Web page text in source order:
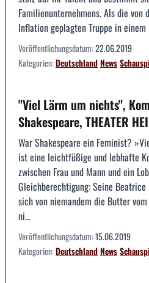
Familienunternehmens. Als die von
Inflation geplagten Truppe in
Veröffentlichungsdatum:22.06.2019
Kategorien:DeutschlandNews
"Viel Lärm um nichts",
Shakespeare, THEATER
War Shakespeare ein Feminist?
ist eine leichtfüßige und lebhafte
zwischen Frau und Mann und ein
Gleichberechtigung: Seine
sich von niemandem die Butter
ni...
Veröffentlichungsdatum:15.06.2019
Kategorien:DeutschlandNews